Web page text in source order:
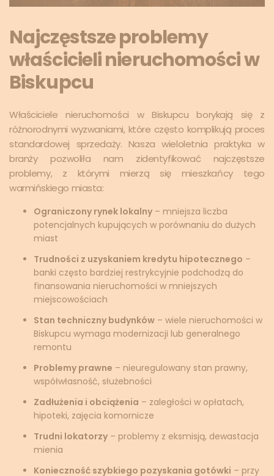
Najczęstsze problemy
właścicieli nieruchomości w
Biskupcu
Właściciele nieruchomości w Biskupcu borykają się z
różnorodnymi wyzwaniami, które często komplikują proces
standardowej sprzedaży. Nasza wieloletnia praktyka w
branży pozwoliła nam zidentyfikować najczęstsze
problemy, z którymi mierzą się mieszkańcy tego
warmińskiego miasta:
Ograniczony rynek lokalny – mniejsza liczba
potencjalnych kupujących w porównaniu do dużych
miast
Trudności z uzyskaniem kredytu hipotecznego –
banki często bardziej restrykcyjnie podchodzą do
finansowania nieruchomości w mniejszych
miejscowościach
Stan techniczny budynków – wiele nieruchomości w
Biskupcu wymaga modernizacji lub generalnego
remontu
Problemy prawne – nieuregulowany stan prawny,
współwłasność, służebności
Zadłużenia i obciążenia – zaległości w opłatach,
hipoteki, zajęcia komornicze
Trudni lokatorzy – problemy z eksmisją, dewastacja
mienia
Konieczność szybkiego pozyskania gotówki – przy